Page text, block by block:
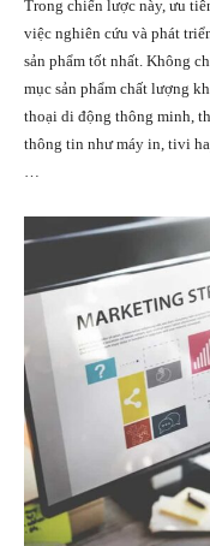
Trong chiến lược này, ưu
việc nghiên cứu và phát
sản phẩm tốt nhất. Không
mục sản phẩm chất lượng
thoại di động thông minh,
thông tin như máy in, tivi